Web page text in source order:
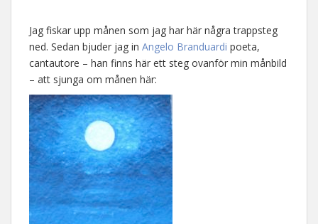
Jag fiskar upp månen som jag har här några trappsteg
ned. Sedan bjuder jag in Angelo Branduardi poeta,
cantautore – han finns här ett steg ovanför min månbild
– att sjunga om månen här: